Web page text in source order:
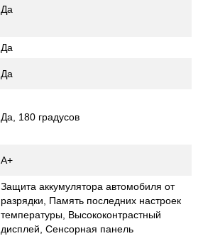
Да
Да
Да
Да, 180 градусов
А+
Защита аккумулятора автомобиля от
разрядки, Память последних настроек
температуры, Высококонтрастный
дисплей, Сенсорная панель